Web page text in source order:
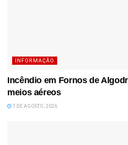
INFORMAÇÃO
Incêndio em Fornos de
meios aéreos
7 DE AGOSTO, 2026